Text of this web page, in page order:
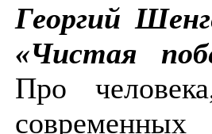
Георгий
«Чистая
Про